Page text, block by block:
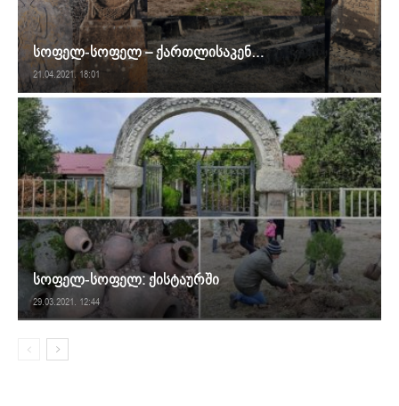
სოფელ-სოფელ – ქართლისაკენ…
21.04.2021. 18:01
სოფელ-სოფელ: ქისტაურში
29.03.2021. 12:44